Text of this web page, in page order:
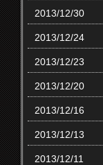
2013/12/30
2013/12/24
2013/12/23
2013/12/20
2013/12/16
2013/12/13
2013/12/11